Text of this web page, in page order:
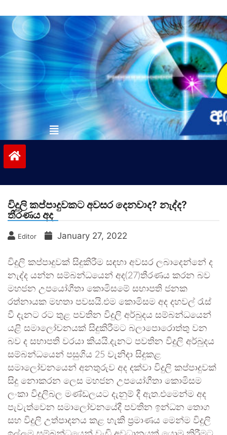
to
contentvinivida.lk
විදුලි කප්පාදුවකට අවසර දෙනවාද? නැද්ද?
තීරණය අද
Editor January 27, 2022
විදුලි කප්පාදුවක් සිදුකිරීම සඳහා අවසර ලබාදෙන්නේ ද
නැද්ද යන්න සම්බන්ධයෙන් අද(27)තීරණය කරන බව
මහජන උපයෝගීතා කොමිසමේ සභාපති ජනක
රත්නායක මහතා පවසයි.එම කොමිසම අද දහවල් රැස්
වී දැනට රට තුළ පවතින විදුලි අර්බුදය සම්බන්ධයෙන්
යළි සමාලෝචනයක් සිදුකිරීමට බලාපොරොත්තු වන
බව ද සභාපති වරයා කියයි.දැනට පවතින විදුලි අර්බුදය
සම්බන්ධයෙන් පසුගිය 25 වැනිදා සිදුකළ
සමාලෝචනයෙන් අනතුරුව අද දක්වා විදුලි කප්පාදුවක්
සිදු නොකරන ලෙස මහජන උපයෝගීතා කොමිසම
ලංකා විදුලිබල මණ්ඩලයට දැනුම් දී ඇත.එමෙන්ම අද
පැවැත්වෙන සමාලෝචනයේදී පවතින ඉන්ධන තොග
සහ විදුලි උත්පාදනය කළ හැකි ප්‍රමාණය මෙන්ම විදුලි